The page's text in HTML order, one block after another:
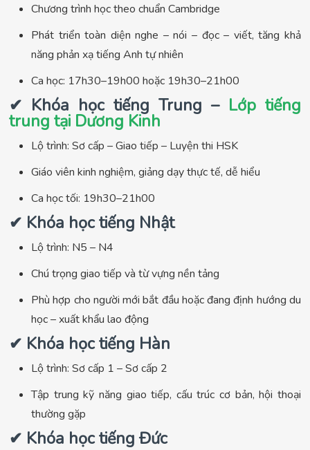
Chương trình học theo chuẩn Cambridge
Phát triển toàn diện nghe – nói – đọc – viết, tăng khả
năng phản xạ tiếng Anh tự nhiên
Ca học: 17h30–19h00 hoặc 19h30–21h00
✔ Khóa học tiếng Trung – Lớp tiếng
trung tại Dương Kinh
Lộ trình: Sơ cấp – Giao tiếp – Luyện thi HSK
Giáo viên kinh nghiệm, giảng dạy thực tế, dễ hiểu
Ca học tối: 19h30–21h00
✔ Khóa học tiếng Nhật
Lộ trình: N5 – N4
Chú trọng giao tiếp và từ vựng nền tảng
Phù hợp cho người mới bắt đầu hoặc đang định hướng du
học – xuất khẩu lao động
✔ Khóa học tiếng Hàn
Lộ trình: Sơ cấp 1 – Sơ cấp 2
Tập trung kỹ năng giao tiếp, cấu trúc cơ bản, hội thoại
thường gặp
✔ Khóa học tiếng Đức